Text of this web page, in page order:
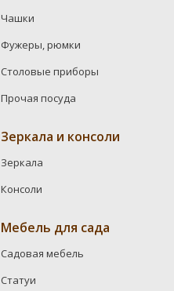
Чашки
Фужеры, рюмки
Столовые приборы
Прочая посуда
Зеркала и консоли
Зеркала
Консоли
Мебель для сада
Садовая мебель
Статуи